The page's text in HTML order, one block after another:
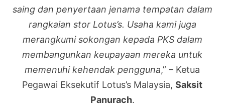
saing dan penyertaan jenama tempatan dalam
rangkaian stor Lotus’s. Usaha kami juga
merangkumi sokongan kepada PKS dalam
membangunkan keupayaan mereka untuk
memenuhi kehendak pengguna,” – Ketua
Pegawai Eksekutif Lotus’s Malaysia,Saksit
Panurach.